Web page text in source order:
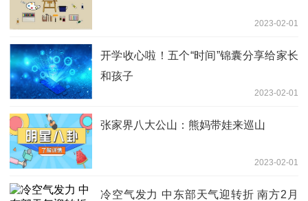
2023-02-01
开学收心啦！五个“时间”锦囊分享给家长
和孩子
2023-02-01
张家界八大公山：熊妈带娃来巡山
2023-02-01
冷空气发力 中东部天气迎转折 南方2月